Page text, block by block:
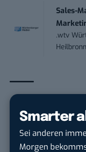
Smarter
Sei anderen
Morgen
Sales-
.wtv